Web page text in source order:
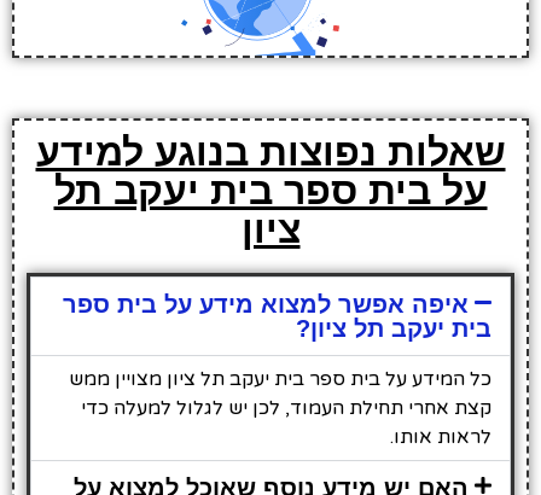
שאלות נפוצות בנוגע למידע
על בית ספר בית יעקב תל
ציון
איפה אפשר למצוא מידע על בית ספר
בית יעקב תל ציון?
כל המידע על בית ספר בית יעקב תל ציון מצויין ממש
קצת אחרי תחילת העמוד, לכן יש לגלול למעלה כדי
לראות אותו.
האם יש מידע נוסף שאוכל למצוא על